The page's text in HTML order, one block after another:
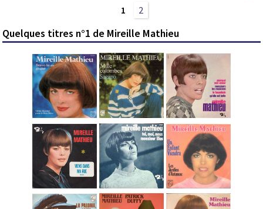
1
2
Quelques titres n°1 de Mireille Mathieu